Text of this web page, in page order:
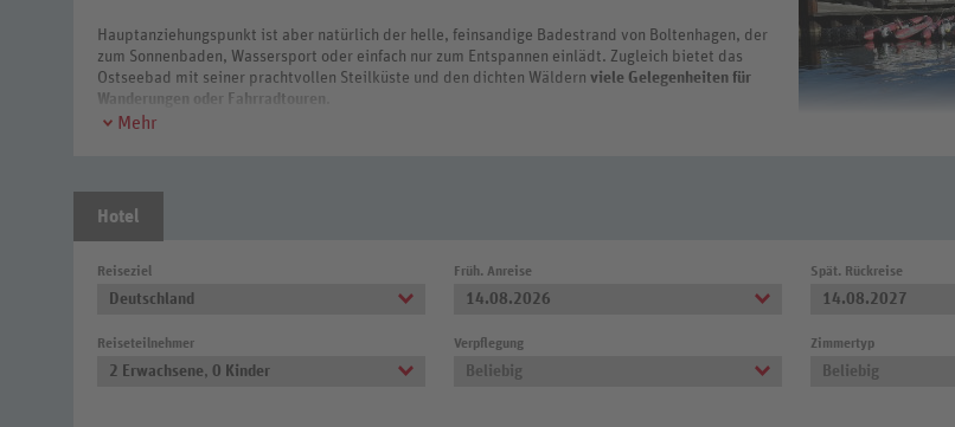
Hauptanziehungspunkt ist aber natürlich der helle, feinsandige Badestrand von Boltenhagen, der
zum Sonnenbaden, Wassersport oder einfach nur zum Entspannen einlädt. Zugleich bietet das
Ostseebad mit seiner prachtvollen Steilküste und den dichten Wäldern viele Gelegenheiten für
Wanderungen oder Fahrradtouren
Mehr
Hotel
Reiseziel
Deutschland
Früh. Anreise
14.08.2026
Spät. Rückreise
14.08.2027
Reiseteilnehmer
2 Erwachsene, 0 Kinder
Verpflegung
Beliebig
Zimmertyp
Beliebig